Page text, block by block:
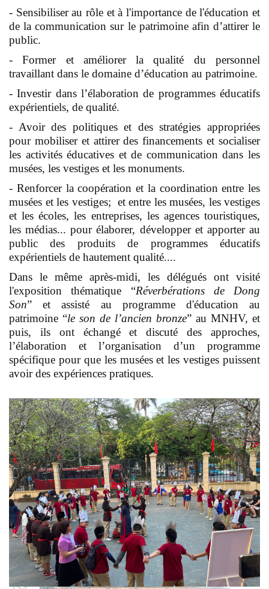
- Sensibiliser au rôle et à l'importance de l'éducation et
de la communication sur le patrimoine afin d’attirer le
public.
- Former et améliorer la qualité du personnel
travaillant dans le domaine d’éducation au patrimoine.
- Investir dans l’élaboration de programmes éducatifs
expérientiels, de qualité.
- Avoir des politiques et des stratégies appropriées
pour mobiliser et attirer des financements et socialiser
les activités éducatives et de communication dans les
musées, les vestiges et les monuments.
- Renforcer la coopération et la coordination entre les
musées et les vestiges; et entre les musées, les vestiges
et les écoles, les entreprises, les agences touristiques,
les médias... pour élaborer, développer et apporter au
public des produits de programmes éducatifs
expérientiels de hautement qualité....
Dans le même après-midi, les délégués ont visité
l'exposition thématique “Réverbérations de Dong
Son” et assisté au programme d'éducation au
patrimoine “le son de l’ancien bronze” au MNHV, et
puis, ils ont échangé et discuté des approches,
l’élaboration et l’organisation d’un programme
spécifique pour que les musées et les vestiges puissent
avoir des expériences pratiques.